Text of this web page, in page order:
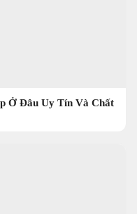
Ở Đâu Uy Tín Và Chất